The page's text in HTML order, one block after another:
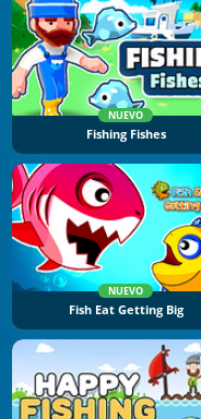
NUEVO
Fishing Fishes
NUEVO
Fish Eat Getting Big